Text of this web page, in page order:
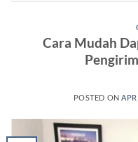
Cara Mudah
POSTED ON